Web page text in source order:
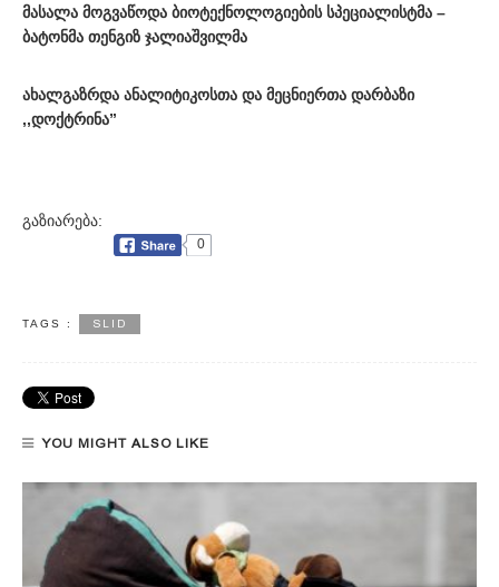
მასალა მოგვაწოდა ბიოტექნოლოგიების სპეციალისტმა –
ბატონმა თენგიზ ჯალიაშვილმა
ახალგაზრდა ანალიტიკოსთა და მეცნიერთა დარბაზი
,,დოქტრინა”
გაზიარება:
0
TAGS : SLID
YOU MIGHT ALSO LIKE